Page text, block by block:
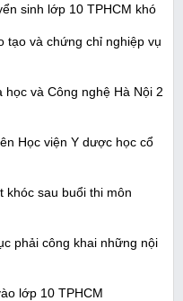
sinh lớp 10 TPHCM khó
tạo và chứng chỉ nghiệp vụ
và Công nghệ Hà Nội 2
Học viện Y dược học cổ
khóc sau buổi thi môn
phải công khai những nội
lớp 10 TPHCM